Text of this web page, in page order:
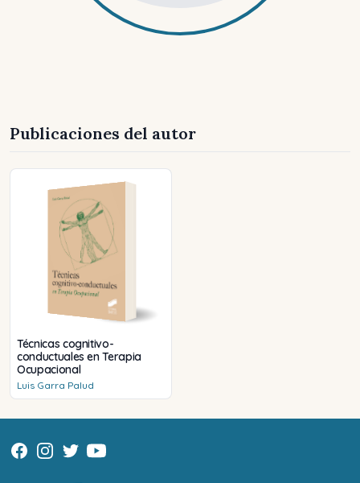
Publicaciones del autor
Técnicas cognitivo-
conductuales en Terapia
Ocupacional
Luis Garra Palud